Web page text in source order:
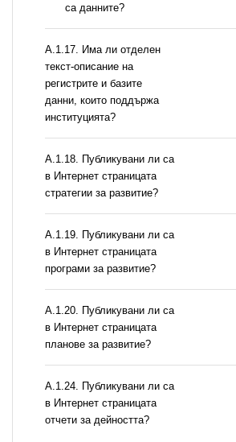
са данните?
А.1.17. Има ли отделен
текст-описание на
регистрите и базите
данни, които поддържа
институцията?
А.1.18. Публикувани ли са
в Интернет страницата
стратегии за развитие?
А.1.19. Публикувани ли са
в Интернет страницата
програми за развитие?
А.1.20. Публикувани ли са
в Интернет страницата
планове за развитие?
А.1.24. Публикувани ли са
в Интернет страницата
отчети за дейността?